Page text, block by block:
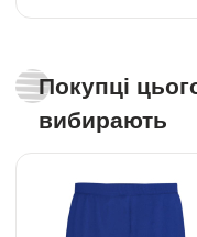
Покупці
вибирають